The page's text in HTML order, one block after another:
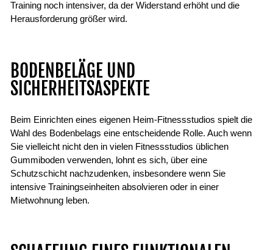
Training noch intensiver, da der Widerstand erhöht und die
Herausforderung größer wird.
BODENBELÄGE UND
SICHERHEITSASPEKTE
Beim Einrichten eines eigenen Heim-Fitnessstudios spielt die
Wahl des Bodenbelags eine entscheidende Rolle. Auch wenn
Sie vielleicht nicht den in vielen Fitnessstudios üblichen
Gummiboden verwenden, lohnt es sich, über eine
Schutzschicht nachzudenken, insbesondere wenn Sie
intensive Trainingseinheiten absolvieren oder in einer
Mietwohnung leben.